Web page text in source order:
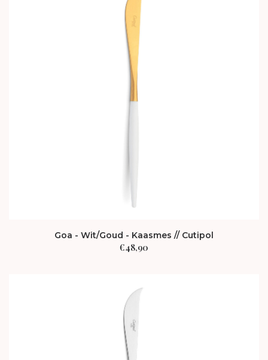
Goa - Wit/Goud - Kaasmes // Cutipol
€48,90